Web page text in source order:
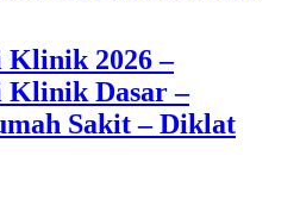
Klinik 2026 –
Klinik Dasar –
Sakit – Diklat